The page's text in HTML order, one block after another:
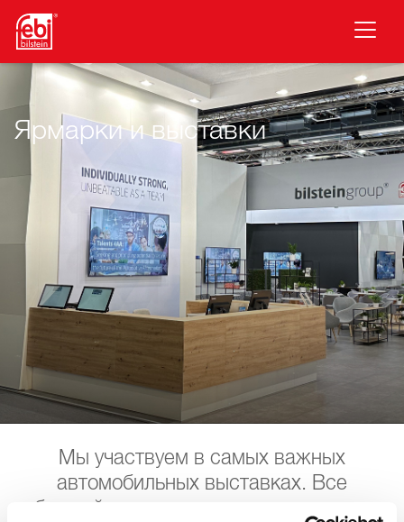
Перейти к основному содержанию
Ярмарки и выставки
Мы участвуем в самых важных
автомобильных выставках. Все
ближайшие даты можно посмотреть